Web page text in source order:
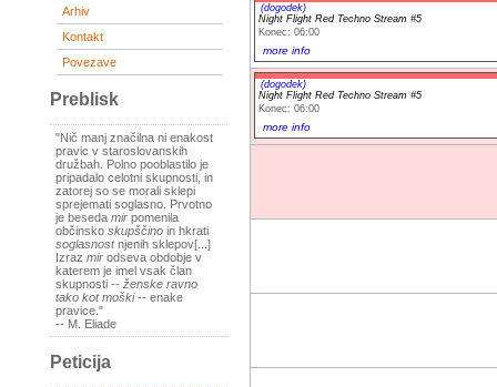
Arhiv
Kontakt
Povezave
Preblisk
"Nič manj značilna ni enakost
pravic v staroslovanskih
družbah. Polno pooblastilo je
pripadalo celotni skupnosti, in
zatorej so se morali sklepi
sprejemati soglasno. Prvotno
je beseda mir pomenila
občinsko skupščino in hkrati
soglasnostnjenih sklepov[...]
Izraz mir odseva obdobje v
katerem je imel vsak član
skupnosti -- ženske ravno
tako kot moški-- enake
pravice."
-- M. Eliade
Peticija
(dogodek)
Night Flight Red Techno Stream #5
Konec: 06:00
more info
(dogodek)
Night Flight Red Techno Stream #5
Konec: 06:00
more info